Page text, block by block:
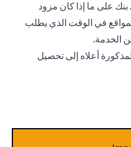
على ما إذا كان مزود
في الوقت الذي يطلب
الخدمة.
أعلاه إلى تحصيل